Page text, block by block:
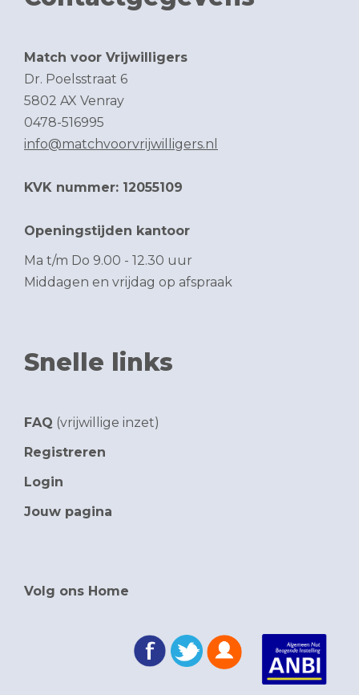
Match voor Vrijwilligers
Dr. Poelsstraat 6
5802 AX Venray
0478-516995
info@matchvoorvrijwilligers.nl
KVK nummer: 12055109
Openingstijden kantoor
Ma t/m Do 9.00 - 12.30 uur
Middagen en vrijdag op afspraak
Snelle links
FAQ (vrijwillige inzet)
Registreren
Login
Jouw pagina
Volg ons Home